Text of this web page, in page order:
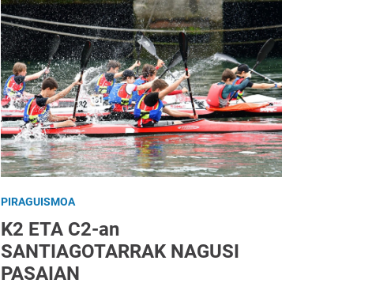
PIRAGUISMOA
K2 ETA C2-an
SANTIAGOTARRAK NAGUSI
PASAIAN